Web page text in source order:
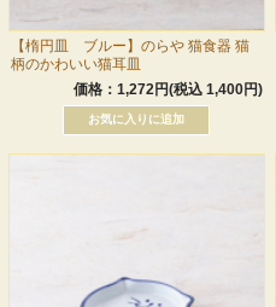
【楕円皿 ブルー】のらや 猫食器 猫
柄のかわいい猫耳皿
価格：1,272円(税込 1,400円)